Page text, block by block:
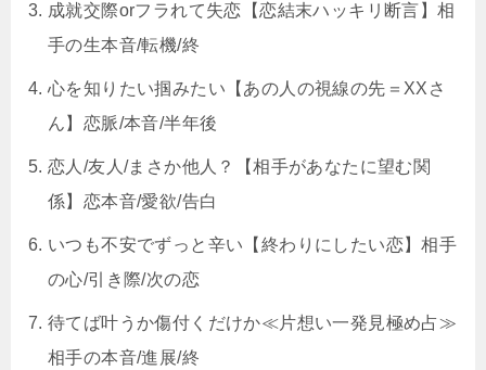
成就交際orフラれて失恋【恋結末ハッキリ断言】相
手の生本音/転機/終
心を知りたい掴みたい【あの人の視線の先＝XXさ
ん】恋脈/本音/半年後
恋人/友人/まさか他人？【相手があなたに望む関
係】恋本音/愛欲/告白
いつも不安でずっと辛い【終わりにしたい恋】相手
の心/引き際/次の恋
待てば叶うか傷付くだけか≪片想い一発見極め占≫
相手の本音/進展/終